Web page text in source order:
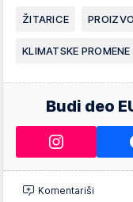
ŽITARICE
KLIMATSKE PROMENE
Budi deo
Komentariši